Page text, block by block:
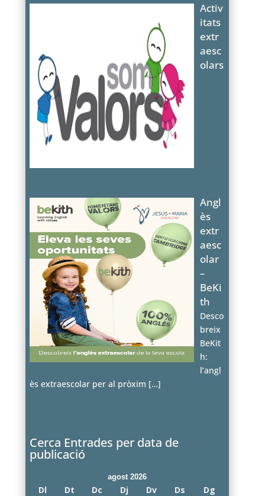
Activ
itats
extr
aesc
olars
Angl
ès
extr
aesc
olar
–
BeKi
th
Desco
breix
BeKit
h:
l’angl
ès extraescolar per al pròxim […]
Cerca Entrades per data de
publicació
agost 2026
Dl Dt Dc Dj Dv Ds Dg